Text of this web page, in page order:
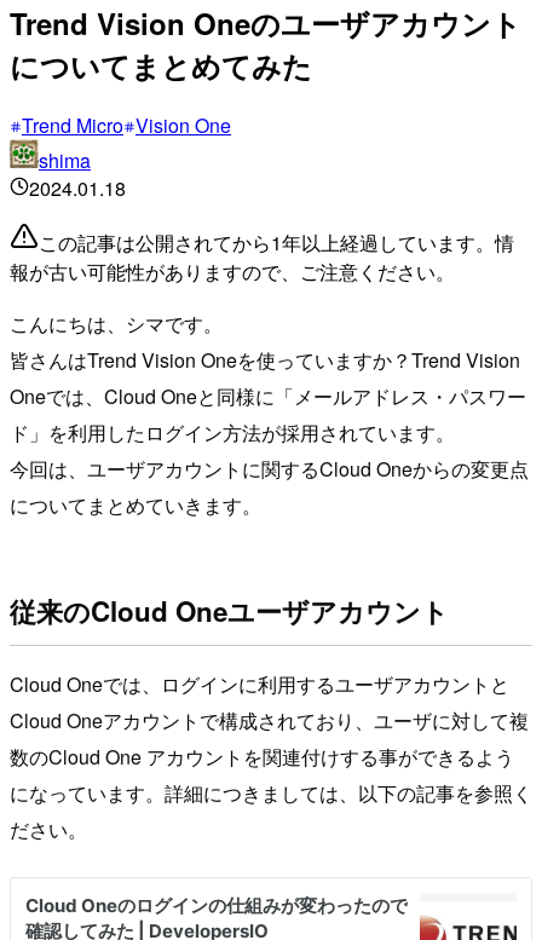
Trend Vision Oneのユーザアカウント
についてまとめてみた
Trend Micro Vision One
shima
2024.01.18
この記事は公開されてから1年以上経過しています。情
報が古い可能性がありますので、ご注意ください。
こんにちは、シマです。
皆さんはTrend Vision Oneを使っていますか？Trend Vision
Oneでは、Cloud Oneと同様に「メールアドレス・パスワー
ド」を利用したログイン方法が採用されています。
今回は、ユーザアカウントに関するCloud Oneからの変更点
についてまとめていきます。
従来のCloud Oneユーザアカウント
Cloud Oneでは、ログインに利用するユーザアカウントと
Cloud Oneアカウントで構成されており、ユーザに対して複
数のCloud One アカウントを関連付けする事ができるよう
になっています。詳細につきましては、以下の記事を参照く
ださい。